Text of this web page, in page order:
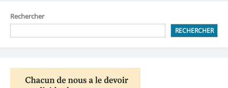
Rechercher
RECHERCHER